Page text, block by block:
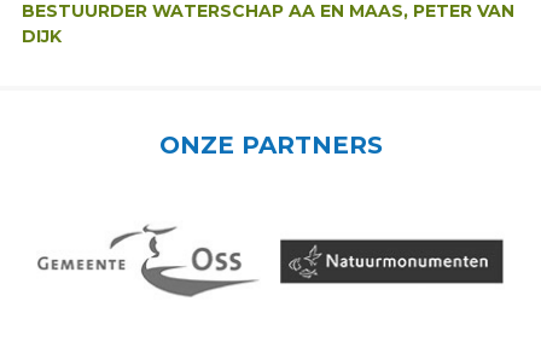
BESTUURDER WATERSCHAP AA EN MAAS, PETER VAN
DIJK
ONZE PARTNERS